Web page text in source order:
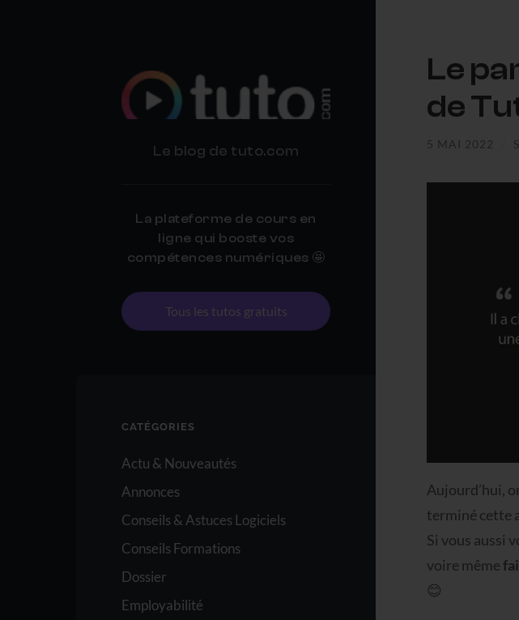
TUTO.COM
Le blog de tuto.com
La plateforme de cours en
ligne qui booste vos
compétences numériques 🤩
Tous les tutos gratuits
CATÉGORIES
Actu & Nouveautés
Annonces
Conseils & Astuces Logiciels
Conseils Formations
Dossier
Employabilité
Le
de
5 MAI 2022
Aujourd’hui,
terminé cette
Si vous aussi
voire même
😊